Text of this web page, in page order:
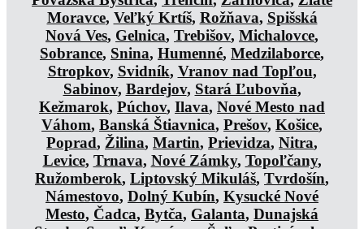
Moravce, Veľký Krtíš, Rožňava, Spišská
Nová Ves, Gelnica, Trebišov, Michalovce,
Sobrance, Snina, Humenné, Medzilaborce,
Stropkov, Svidník, Vranov nad Topľou,
Sabinov, Bardejov, Stará Ľubovňa,
Kežmarok, Púchov, Ilava, Nové Mesto nad
Váhom, Banská Štiavnica, Prešov, Košice,
Poprad, Žilina, Martin, Prievidza, Nitra,
Levice, Trnava, Nové Zámky, Topoľčany,
Ružomberok, Liptovský Mikuláš, Tvrdošín,
Námestovo, Dolný Kubín, Kysucké Nové
Mesto, Čadca, Bytča, Galanta, Dunajská